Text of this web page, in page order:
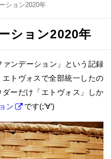
ション2020年
ション2020年
ァンデーション」という記録
トヴォスで全部統一したの
ーだけ「エトヴォス」しか
ン です(;’∀’)